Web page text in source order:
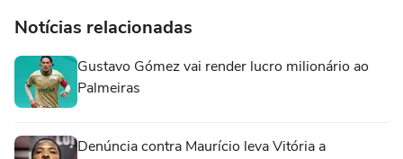
Notícias relacionadas
Gustavo Gómez vai render lucro milionário ao
Palmeiras
Denúncia contra Maurício leva Vitória a